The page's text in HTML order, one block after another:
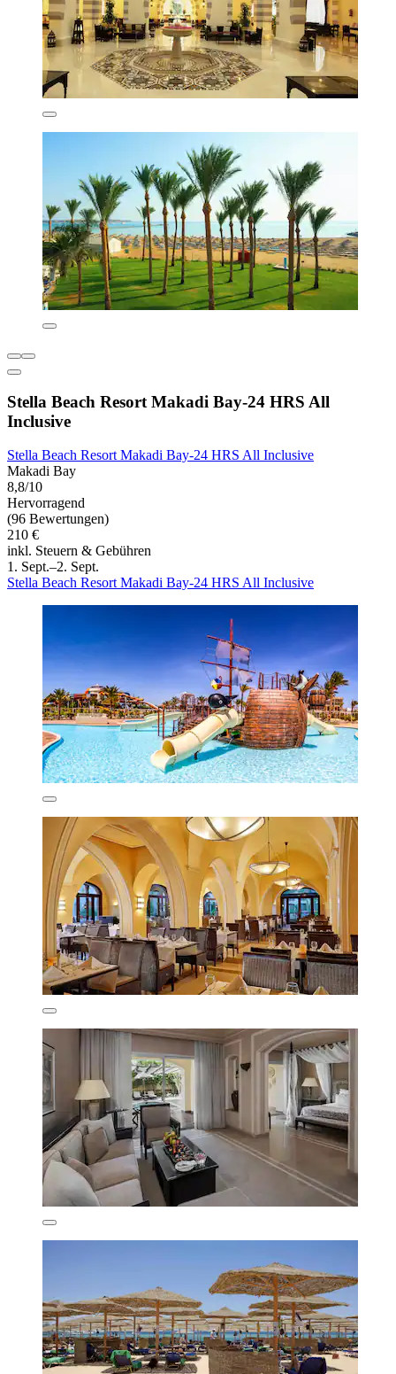
Stella Beach Resort Makadi Bay-24 HRS All
Inclusive
Stella Beach Resort Makadi Bay-24 HRS All Inclusive
Makadi Bay
8,8/10
Hervorragend
(96 Bewertungen)
210 €
inkl. Steuern & Gebühren
1. Sept.–2. Sept.
Stella Beach Resort Makadi Bay-24 HRS All Inclusive